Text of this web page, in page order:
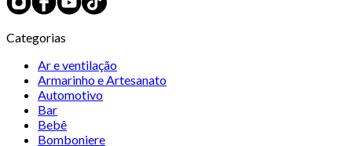
Categorias
Ar e ventilação
Armarinho e Artesanato
Automotivo
Bar
Bebê
Bomboniere